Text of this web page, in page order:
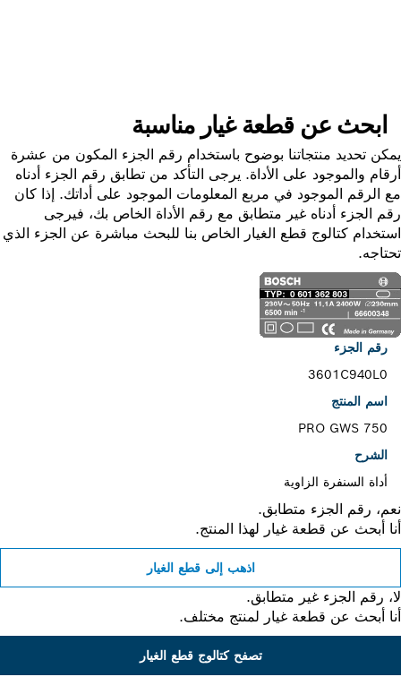
ابحث عن قطعة غيار مناسبة
تحديد منتجاتنا بوضوح باستخدام رقم الجزء المكون من عشرة
والموجود على الأداة. يرجى التأكد من تطابق رقم الجزء أدناه
الرقم الموجود في مربع المعلومات الموجود على أداتك. إذا كان
الجزء أدناه غير متطابق مع رقم الأداة الخاص بك، فيرجى
كتالوج قطع الغيار الخاص بنا للبحث مباشرة عن الجزء الذي
رقم الجزء
3601C940L0
اسم المنتج
PRO GWS 750
الشرح
أداة السنفرة الزاوية
رقم الجزء متطابق.
أبحث عن قطعة غيار لهذا المنتج.
اذهب إلى قطع الغيار
رقم الجزء غير متطابق.
أبحث عن قطعة غيار لمنتج مختلف.
تصفح كتالوج قطع الغيار